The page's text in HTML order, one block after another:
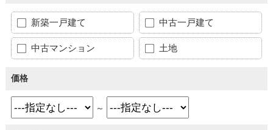
新築一戸建て 中古一戸建て
中古マンション 土地
価格
～